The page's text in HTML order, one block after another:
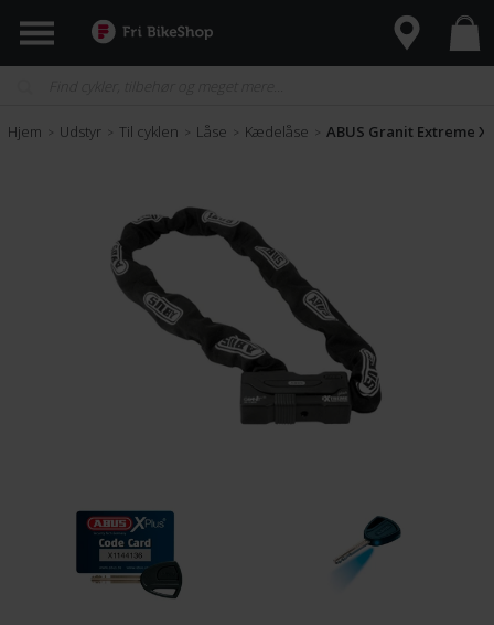
Hjem > Udstyr > Til cyklen > Låse > Kædelåse > ABUS Granit Extreme